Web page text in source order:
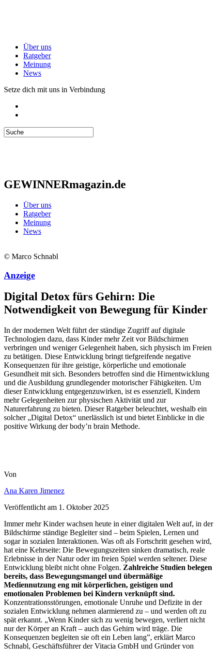
Über uns
Ratgeber
Meinung
News
Setze dich mit uns in Verbindung
GEWINNERmagazin.de
Über uns
Ratgeber
Meinung
News
© Marco Schnabl
Anzeige
Digital Detox fürs Gehirn: Die
Notwendigkeit von Bewegung für Kinder
In der modernen Welt führt der ständige Zugriff auf digitale
Technologien dazu, dass Kinder mehr Zeit vor Bildschirmen
verbringen und weniger Gelegenheit haben, sich physisch im Freien
zu betätigen. Diese Entwicklung bringt tiefgreifende negative
Konsequenzen für ihre geistige, körperliche und emotionale
Gesundheit mit sich. Besonders betroffen sind die Hirnentwicklung
und die Ausbildung grundlegender motorischer Fähigkeiten. Um
dieser Entwicklung entgegenzuwirken, ist es essenziell, Kindern
mehr Gelegenheiten zur physischen Aktivität und zur
Naturerfahrung zu bieten. Dieser Ratgeber beleuchtet, weshalb ein
solcher „Digital Detox“ unerlässlich ist und bietet Einblicke in die
positive Wirkung der body’n brain Methode.
Von
Ana Karen Jimenez
Veröffentlicht am 1. Oktober 2025
Immer mehr Kinder wachsen heute in einer digitalen Welt auf, in der
Bildschirme ständige Begleiter sind – beim Spielen, Lernen und
sogar in sozialen Interaktionen. Was oft als Fortschritt gesehen wird,
hat eine Kehrseite: Die Bewegungszeiten sinken dramatisch, reale
Erlebnisse in der Natur oder im freien Spiel werden seltener. Diese
Entwicklung bleibt nicht ohne Folgen. Zahlreiche Studien belegen
bereits, dass Bewegungsmangel und übermäßige
Mediennutzung eng mit körperlichen, geistigen und
emotionalen Problemen bei Kindern verknüpft sind.
Konzentrationsstörungen, emotionale Unruhe und Defizite in der
sozialen Entwicklung nehmen alarmierend zu – und werden oft zu
spät erkannt. „Wenn Kinder sich zu wenig bewegen, verliert nicht
nur der Körper an Kraft – auch das Gehirn wird träge. Die
Konsequenzen begleiten sie oft ein Leben lang”, erklärt Marco
Schnabl, Geschäftsführer der Vitacia GmbH und Gründer von